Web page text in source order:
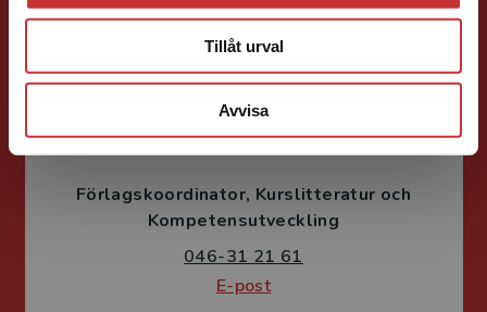
Tillåt urval
Avvisa
Susanne Borg-Törn
Förlagskoordinator Kurslitteratur och
Kompetensutveckling
046-31 21 61
E-post